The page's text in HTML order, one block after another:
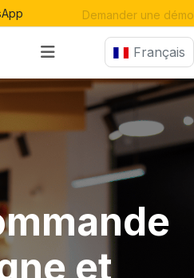
Commencez maintenant
Français
et